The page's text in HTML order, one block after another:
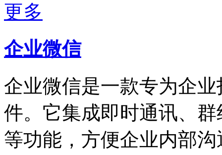
更多
企业微信
企业微信是一款专为企
件。它集成即时通讯、
等功能，方便企业内部